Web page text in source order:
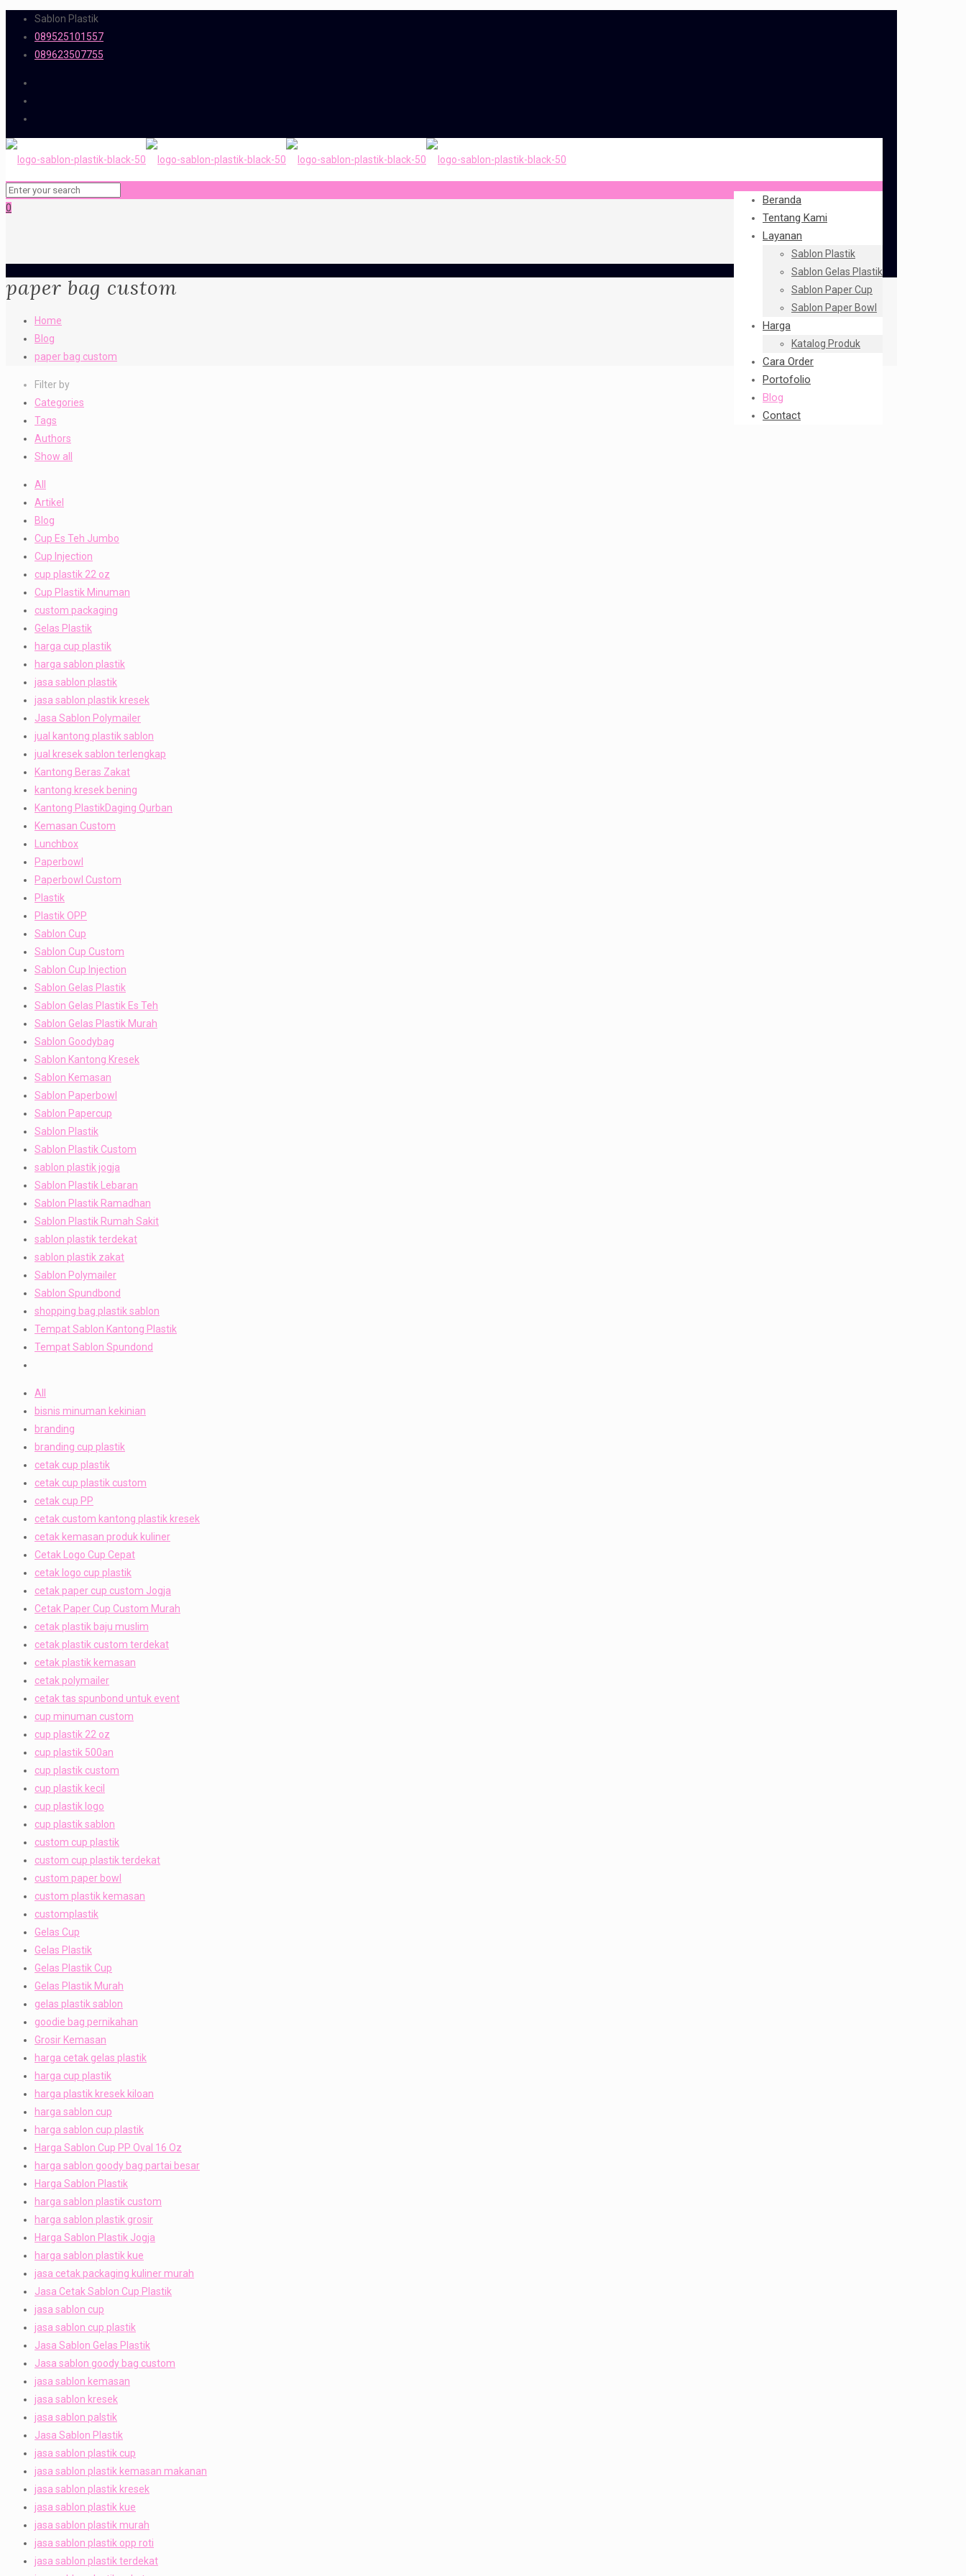
Sablon Plastik
089525101557
089623507755
Beranda
Tentang Kami
Layanan
Sablon Plastik
Sablon Gelas Plastik
Sablon Paper Cup
Sablon Paper Bowl
Harga
Katalog Produk
Cara Order
Portofolio
Blog
Contact
0
paper bag custom
Home
Blog
paper bag custom
Filter by
Categories
Tags
Authors
Show all
All
Artikel
Blog
Cup Es Teh Jumbo
Cup Injection
cup plastik 22 oz
Cup Plastik Minuman
custom packaging
Gelas Plastik
harga cup plastik
harga sablon plastik
jasa sablon plastik
jasa sablon plastik kresek
Jasa Sablon Polymailer
jual kantong plastik sablon
jual kresek sablon terlengkap
Kantong Beras Zakat
kantong kresek bening
Kantong PlastikDaging Qurban
Kemasan Custom
Lunchbox
Paperbowl
Paperbowl Custom
Plastik
Plastik OPP
Sablon Cup
Sablon Cup Custom
Sablon Cup Injection
Sablon Gelas Plastik
Sablon Gelas Plastik Es Teh
Sablon Gelas Plastik Murah
Sablon Goodybag
Sablon Kantong Kresek
Sablon Kemasan
Sablon Paperbowl
Sablon Papercup
Sablon Plastik
Sablon Plastik Custom
sablon plastik jogja
Sablon Plastik Lebaran
Sablon Plastik Ramadhan
Sablon Plastik Rumah Sakit
sablon plastik terdekat
sablon plastik zakat
Sablon Polymailer
Sablon Spundbond
shopping bag plastik sablon
Tempat Sablon Kantong Plastik
Tempat Sablon Spundond
All
bisnis minuman kekinian
branding
branding cup plastik
cetak cup plastik
cetak cup plastik custom
cetak cup PP
cetak custom kantong plastik kresek
cetak kemasan produk kuliner
Cetak Logo Cup Cepat
cetak logo cup plastik
cetak paper cup custom Jogja
Cetak Paper Cup Custom Murah
cetak plastik baju muslim
cetak plastik custom terdekat
cetak plastik kemasan
cetak polymailer
cetak tas spunbond untuk event
cup minuman custom
cup plastik 22 oz
cup plastik 500an
cup plastik custom
cup plastik kecil
cup plastik logo
cup plastik sablon
custom cup plastik
custom cup plastik terdekat
custom paper bowl
custom plastik kemasan
customplastik
Gelas Cup
Gelas Plastik
Gelas Plastik Cup
Gelas Plastik Murah
gelas plastik sablon
goodie bag pernikahan
Grosir Kemasan
harga cetak gelas plastik
harga cup plastik
harga plastik kresek kiloan
harga sablon cup
harga sablon cup plastik
Harga Sablon Cup PP Oval 16 Oz
harga sablon goody bag partai besar
Harga Sablon Plastik
harga sablon plastik custom
harga sablon plastik grosir
Harga Sablon Plastik Jogja
harga sablon plastik kue
jasa cetak packaging kuliner murah
Jasa Cetak Sablon Cup Plastik
jasa sablon cup
jasa sablon cup plastik
Jasa Sablon Gelas Plastik
Jasa sablon goody bag custom
jasa sablon kemasan
jasa sablon kresek
jasa sablon palstik
Jasa Sablon Plastik
jasa sablon plastik cup
jasa sablon plastik kemasan makanan
jasa sablon plastik kresek
jasa sablon plastik kue
jasa sablon plastik murah
jasa sablon plastik opp roti
jasa sablon plastik terdekat